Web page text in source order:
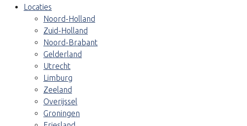
Locaties
Noord-Holland
Zuid-Holland
Noord-Brabant
Gelderland
Utrecht
Limburg
Zeeland
Overijssel
Groningen